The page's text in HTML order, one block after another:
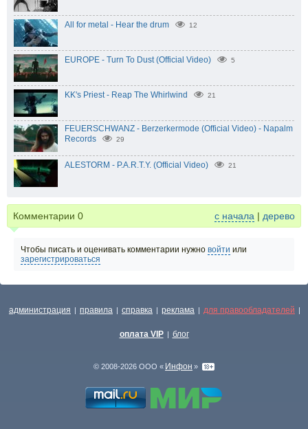
All for metal - Hear the drum 12
EUROPE - Turn To Dust (Official Video) 5
KK's Priest - Reap The Whirlwind 21
FEUERSCHWANZ - Berzerkermode (Official Video) - Napalm
Records
29
ALESTORM - P.A.R.T.Y. (Official Video) 21
Комментарии 0 с начала | дерево
Чтобы писать и оценивать комментарии нужно войти или
зарегистрироваться
администрация | правила | справка | реклама | для правообладателей |
оплата VIP | блог
© 2008-2026 ООО « Инфон »